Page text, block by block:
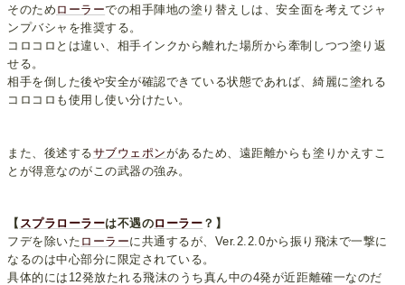
そのため ローラーでの相手陣地の塗り替えしは、安全面を考えてジャ
ンプバシャを推奨する。
コロコロとは違い、相手インクから離れた場所から牽制しつつ塗り返
せる。
相手を倒した後や安全が確認できている状態であれば、綺麗に塗れる
コロコロも使用し使い分けたい。
また、後述するサブウェポンがあるため、遠距離からも塗りかえすこ
とが得意なのがこの武器の強み。
【 スプラローラーは不遇のローラー ？】
フデを除いた ローラーに共通するが、Ver.2.2.0から振り飛沫で一撃に
なるのは中心部分に限定されている。
具体的には12発放たれる飛沫のうち真ん中の4発が近距離確一なのだ